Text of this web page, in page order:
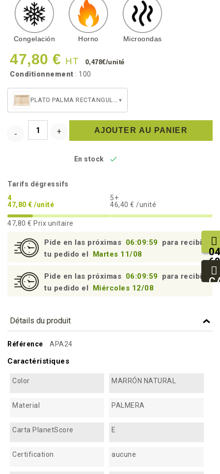
Congelación Horno Microondas
47,80 € HT 0,478€/unité
Conditionnement : 100
PLATO PALMA RECTANGULAR 240 ▾
AJOUTER AU PANIER
En stock 
Tarifs dégressifs
4
47,80 € /unité
5+
46,40 € /unité
47,80 € Prix unitaire
Pide en las próximas 06:09:59 para recibir
tu pedido el
Martes 11/08
Pide en las próximas 06:09:59 para recibir
tu pedido el
Miércoles 12/08
Détails du produit
Référence APA24
Caractéristiques
Color MARRÓN NATURAL
Material PALMERA
Carta PlanetScore E
Certification aucune
04
68
25
93